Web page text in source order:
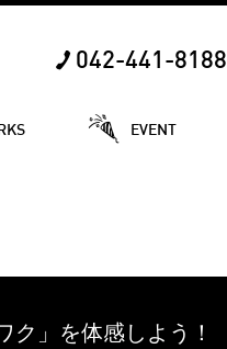
042-441-8188
EVENT
ク」を体感しよう！